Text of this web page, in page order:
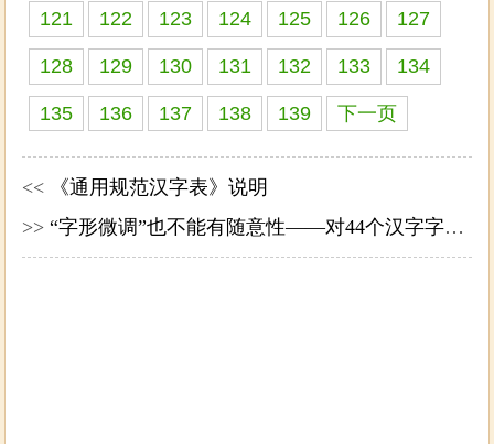
121 122 123 124 125 126 127
128 129 130 131 132 133 134
135 136 137 138 139 下一页
<<
《通用规范汉字表》说明
>>“字形微调”也不能有随意性——对44个汉字字形微调的看法